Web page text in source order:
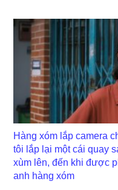
Hàng xóm lắp camera
tôi lắp lại một cái quay
xùm lên, đến khi được
anh hàng xóm